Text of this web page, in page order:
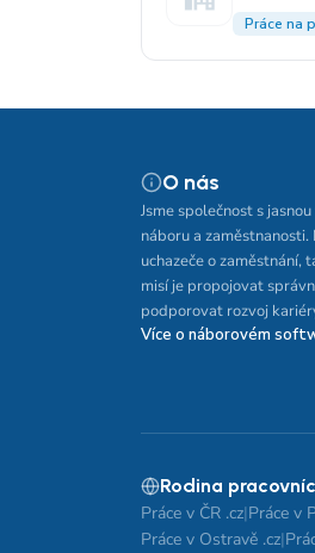
Práce na
O nás
Jsme společnost s
náboru a
uchazeče o
misí je propojovat
podporovat rozvoj
Více o náborovém
Rodina
Práce v ČR .cz|Práce v
Práce v Ostravě .cz|